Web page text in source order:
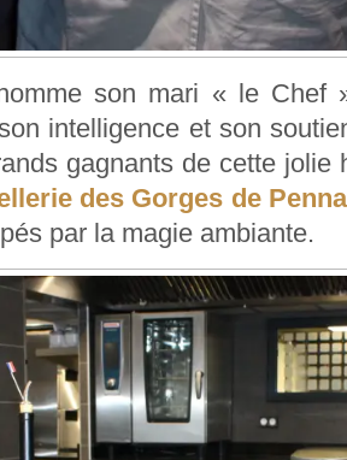
son mari « le Chef
intelligence et son
gagnants de cette jolie
des Gorges de
par la magie ambiante.